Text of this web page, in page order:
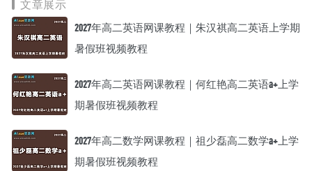
文章展示
2027年高二英语网课教程｜朱汉祺高二英语上学期
暑假班视频教程
2027年高二英语网课教程｜何红艳高二英语a+上学
期暑假班视频教程
2027年高二数学网课教程｜祖少磊高二数学a+上学
期暑假班视频教程